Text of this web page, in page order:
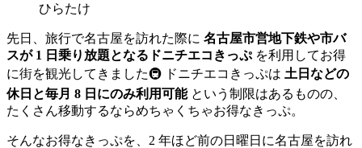
ひらたけ
先日、旅行で名古屋を訪れた際に 名古屋市営地下鉄や市バ
スが 1 日乗り放題となるドニチエコきっぷを利用してお得
に街を観光してきました🚇️ ドニチエコきっぷは 土日などの
休日と毎月 8 日にのみ利用可能という制限はあるものの、
たくさん移動するならめちゃくちゃお得なきっぷ。
そんなお得なきっぷを、2 年ほど前の日曜日に名古屋を訪れ